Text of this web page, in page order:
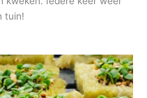
tuin!